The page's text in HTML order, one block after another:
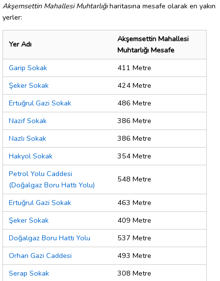
Akşemsettin Mahallesi Muhtarlığıharitasına mesafe olarak en yakın
yerler:
Yer Adı
Akşemsettin Mahallesi
Muhtarlığı Mesafe
Garip Sokak
411 Metre
Şeker Sokak
424 Metre
Ertuğrul Gazi Sokak
486 Metre
Nazif Sokak
386 Metre
Nazlı Sokak
386 Metre
Hakyol Sokak
354 Metre
Petrol Yolu Caddesi
(Doğalgaz Boru Hattı Yolu)
548 Metre
Ertuğrul Gazi Sokak
463 Metre
Şeker Sokak
409 Metre
Doğalgaz Boru Hattı Yolu
537 Metre
Orhan Gazi Caddesi
493 Metre
Serap Sokak
308 Metre